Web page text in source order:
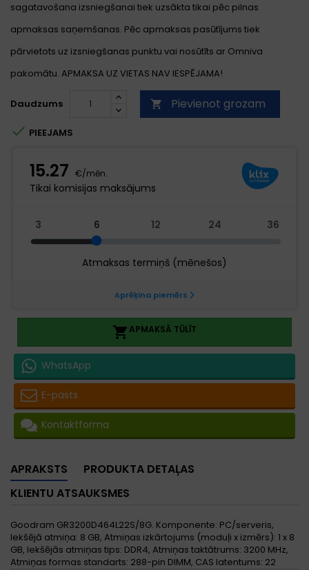
sagatavošana izsniegšanai tiek uzsākta tikai pēc pilnas
apmaksas saņemšanas. Pēc apmaksas pasūtījums tiek
pārvietots uz izsniegšanas punktu vai nosūtīts ar Omniva
pakomātu. APMAKSA UZ VIETAS NAV IESPĒJAMA!
Daudzums  Pievienot grozam
 PIEEJAMS
APMAKSĀ TŪLĪT
WhatsApp
E-pasts
Kontaktforma
APRAKSTS
PRODUKTA DETAĻAS
KLIENTU ATSAUKSMES
Goodram GR3200D464L22S/8G. Komponente: PC/serveris,
Iekšējā atmiņa: 8 GB, Atmiņas izkārtojums (moduļi x izmērs): 1 x 8
GB, Iekšējās atmiņas tips: DDR4, Atmiņas taktātrums: 3200 MHz,
Atmiņas formas standarts: 288-pin DIMM, CAS latentums: 22